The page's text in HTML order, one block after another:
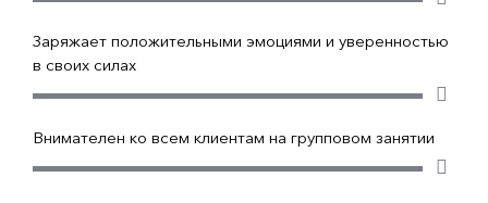
Заряжает положительными эмоциями и уверенностью
в своих силах
Внимателен ко всем клиентам на групповом занятии